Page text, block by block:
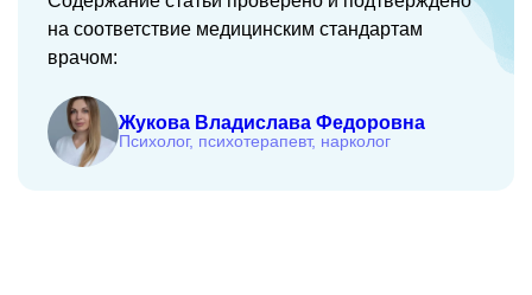
на соответствие медицинским стандартам
врачом:
Жукова Владислава Федоровна
Психолог, психотерапевт, нарколог